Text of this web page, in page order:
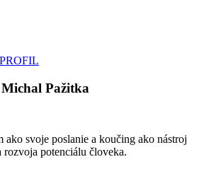
Michal Pažitka
svoje poslanie a koučing ako nástroj
rozvoja potenciálu človeka.